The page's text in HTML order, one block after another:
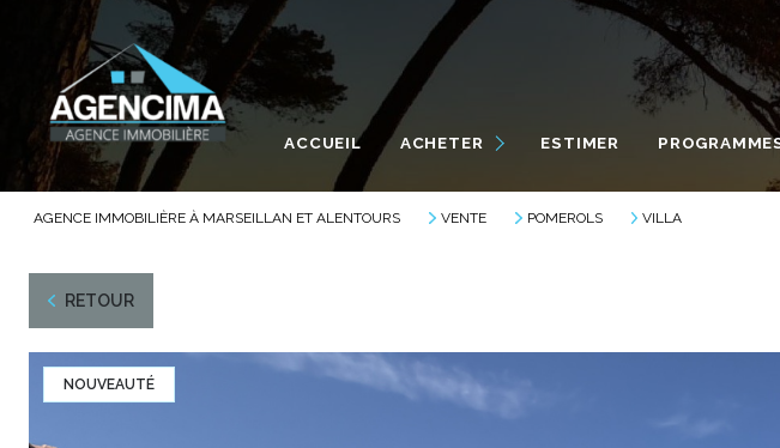
ACCUEIL ACHETER
MAISONS / VILLAS
APPARTEMENTS
ESTIMER
AGENCE IMMOBILIÈRE À MARSEILLAN ET ALENTOURS VENTE POMEROLS VILLA
RETOUR
NOUVEAUTÉ